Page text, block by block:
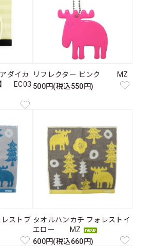
ダイカ
】 EC03
リフレクター ピンク MZ
500円(税込550円)
ストブ タオルハンカチ フォレストイ
エロー MZ
600円(税込660円)